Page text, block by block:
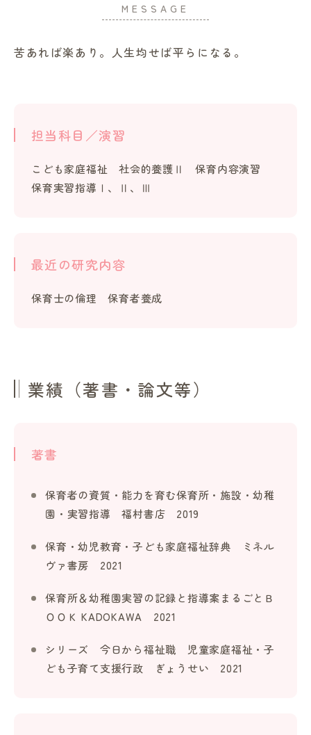
MESSAGE
苦あれば楽あり。人生均せば平らになる。
担当科目／演習
こども家庭福祉 社会的養護Ⅱ 保育内容演習
保育実習指導Ⅰ、Ⅱ、Ⅲ
最近の研究内容
保育士の倫理 保育者養成
業績（著書・論文等）
著書
保育者の資質・能力を育む保育所・施設・幼稚
園・実習指導 福村書店 2019
保育・幼児教育・子ども家庭福祉辞典 ミネル
ヴァ書房 2021
保育所＆幼稚園実習の記録と指導案まるごとＢ
ＯＯＫ KADOKAWA 2021
シリーズ 今日から福祉職 児童家庭福祉・子
ども子育て支援行政 ぎょうせい 2021